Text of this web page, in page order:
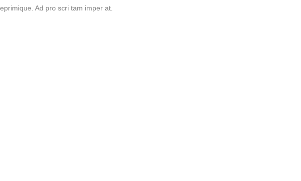
Ad pro scri tam imper at.